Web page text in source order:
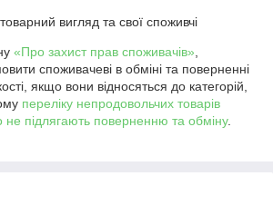
вигляд та свої споживчі
«Про захист прав споживачів»
споживачеві в обміні та поверненні
якщо вони відносяться до категорій,
переліку непродовольчих товарів
не підлягають поверненню та обміну.